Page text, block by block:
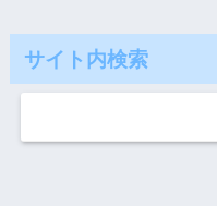
サイト内検索